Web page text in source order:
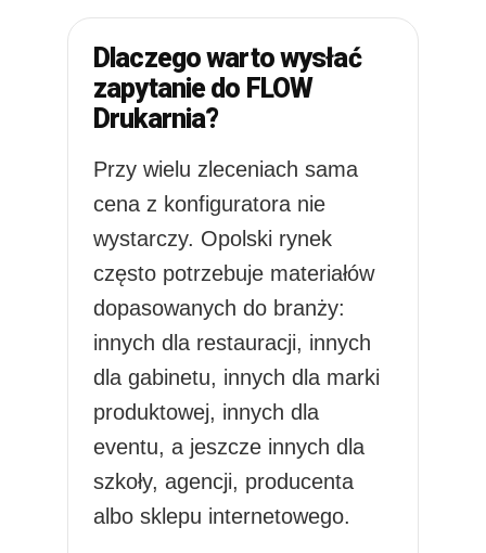
Dlaczego warto wysłać
zapytanie do FLOW
Drukarnia?
Przy wielu zleceniach sama
cena z konfiguratora nie
wystarczy. Opolski rynek
często potrzebuje materiałów
dopasowanych do branży:
innych dla restauracji, innych
dla gabinetu, innych dla marki
produktowej, innych dla
eventu, a jeszcze innych dla
szkoły, agencji, producenta
albo sklepu internetowego.